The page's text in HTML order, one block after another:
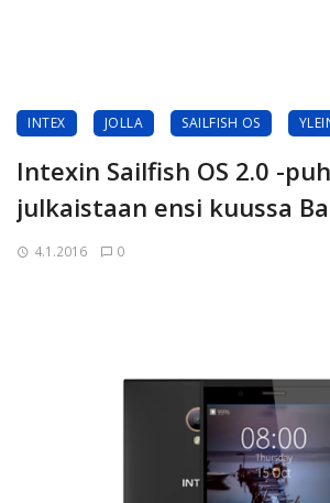
INTEX JOLLA SAILFISH OS
Intexin Sailfish OS 2.0 -
julkaistaan ensi kuussa
4.1.2016 0